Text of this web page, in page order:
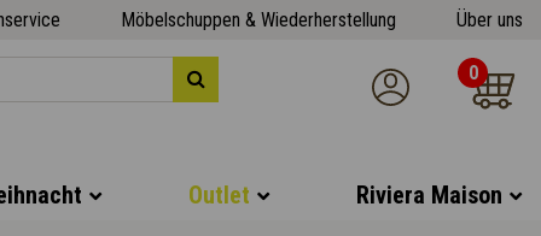
Möbelschuppen & Wiederherstellung Über uns
0
Outlet Riviera Maison